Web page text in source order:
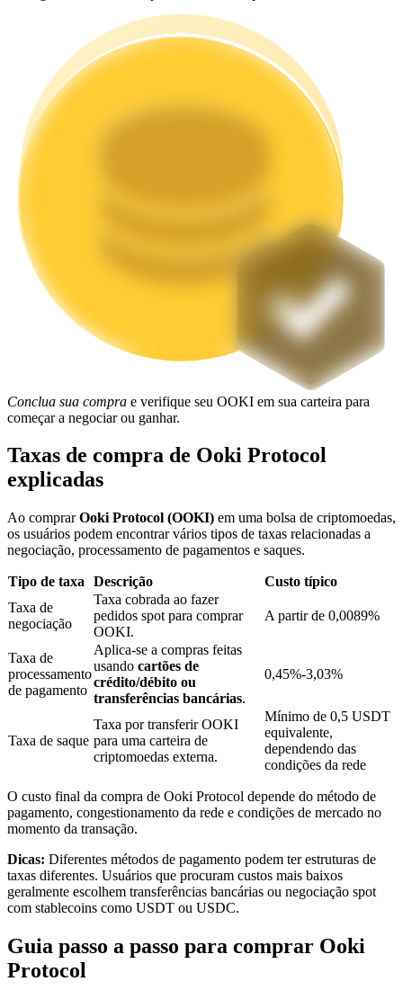
Estacamento
Altos retornos e acesso instantâneo
Staking flexível para ganhar tokens populares.
Bloqueios de BTR
Investimentos exclusivos para titulares de BTR
Empréstimos
Serviço de empréstimo apoiado por criptografia
Investimento Automático
Conclua sua compra e verifique seu OOKI em sua carteira para
começar a negociar ou ganhar.
Taxas de compra de Ooki Protocol
explicadas
Ao comprarOoki Protocol (OOKI) em uma bolsa de criptomoedas,
os usuários podem encontrar vários tipos de taxas relacionadas a
negociação, processamento de pagamentos e saques.
Tipo de taxa Descrição
Custo típico
Taxa de
negociação
Taxa cobrada ao fazer
pedidos spot para comprar
OOKI.
A partir de 0,0089%
Taxa de
processamento
de pagamento
Aplica-se a compras feitas
usando cartões de
crédito/débito ou
transferências bancárias.
0,45%-3,03%
Taxa de saque
Taxa por transferir OOKI
para uma carteira de
criptomoedas externa.
Mínimo de 0,5 USDT
equivalente,
dependendo das
condições da rede
O custo final da compra de Ooki Protocol depende do método de
pagamento, congestionamento da rede e condições de mercado no
momento da transação.
Dicas: Diferentes métodos de pagamento podem ter estruturas de
taxas diferentes. Usuários que procuram custos mais baixos
geralmente escolhem transferências bancárias ou negociação spot
com stablecoins como USDT ou USDC.
Guia passo a passo para comprar Ooki
Protocol